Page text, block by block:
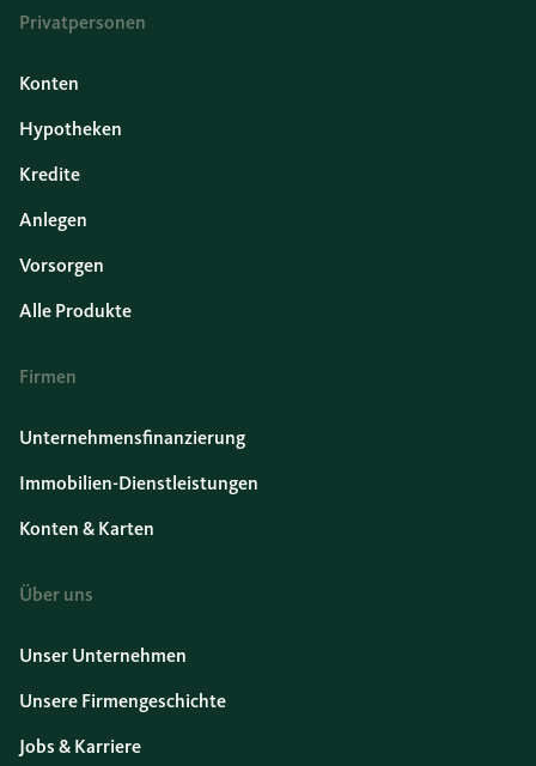
Privatpersonen
Konten
Hypotheken
Kredite
Anlegen
Vorsorgen
Alle Produkte
Firmen
Unternehmensfinanzierung
Immobilien-Dienstleistungen
Konten & Karten
Über uns
Unser Unternehmen
Unsere Firmengeschichte
Jobs & Karriere